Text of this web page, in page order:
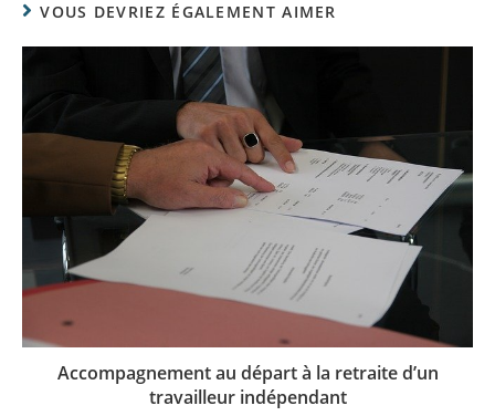
VOUS DEVRIEZ ÉGALEMENT AIMER
Accompagnement au départ à la retraite d’un
travailleur indépendant